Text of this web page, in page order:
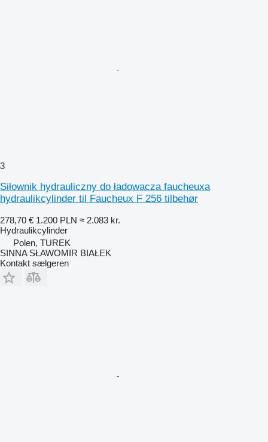
3
Siłownik hydrauliczny do ładowacza faucheuxa
hydraulikcylinder til Faucheux F 256 tilbehør
278,70 € 1.200 PLN ≈ 2.083 kr.
Hydraulikcylinder
Polen, TUREK
SINNA SŁAWOMIR BIAŁEK
Kontakt sælgeren